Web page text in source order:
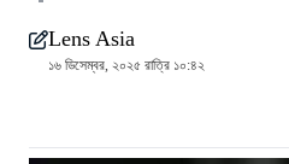
Lens Asia
১৬ ডিসেম্বর, ২০২৫ রাত্রি ১০:৪২